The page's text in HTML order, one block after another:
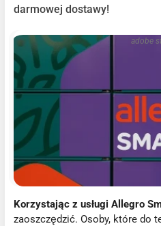
darmowej dostawy!
adobe
Korzystając z usługi Allegro
zaoszczędzić. Osoby, które do